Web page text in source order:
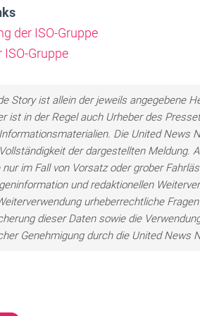
der ISO-Gruppe
ISO-Gruppe
Story ist allein der jeweils angegebene
ist in der Regel auch Urheber des
Die United
der dargestellten Meldung.
im Fall von Vorsatz oder grober
und redaktionellen
urheberrechtliche
dieser Daten sowie die
Genehmigung durch die United News